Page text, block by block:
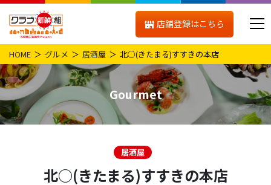
店舗登録はこちら
HOME グルメ 居酒屋 北○(きたまる)すすきの本店
Gourmet
居酒屋
北○(きたまる)すすきの本店